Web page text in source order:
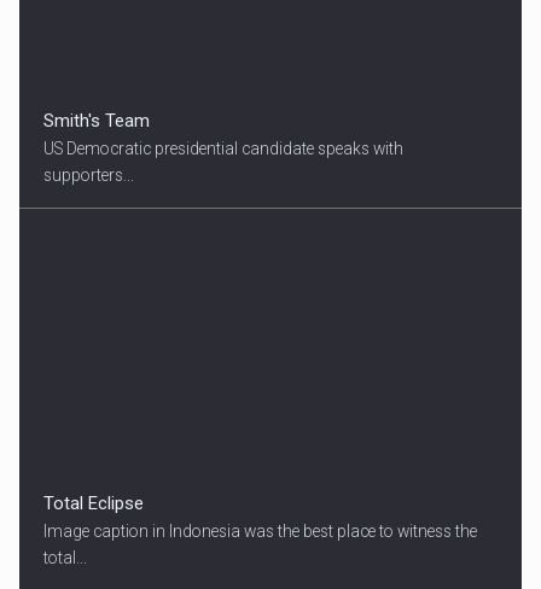
Smith's Team
US Democratic presidential candidate speaks with
supporters...
Total Eclipse
Image caption in Indonesia was the best place to witness the
total...